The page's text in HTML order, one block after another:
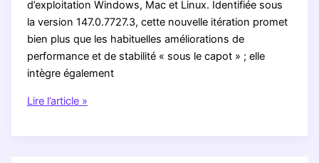
que
TOUS
les
parents
doivent
!
d’exploitation Windows, Mac et Linux. Identifiée sous
la version 147.0.7727.3, cette nouvelle itération promet
bien plus que les habituelles améliorations de
performance et de stabilité « sous le capot » ; elle
intègre également
RÉVÉLATION
Lire l’article »